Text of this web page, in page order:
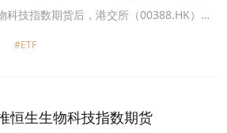
科技指数期货后，港交所（00388.HK）在
#ETF
恒生生物科技指数期货